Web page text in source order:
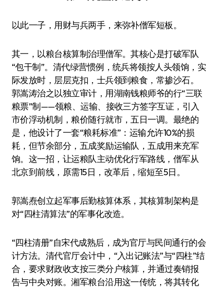
以此一子，用财与兵两手，来弥补僧军短板。
其一，以粮台核算制治理僧军。其核心是打破军队
“包干制”。清代绿营惯例，统兵将领按人头领饷，实
际发放时，层层克扣，士兵领到粮食，常掺沙石。
郭嵩涛治之以独立审计，用湖南钱粮师爷的行“三联
粮票”制——领粮、运输、接收三方签字互证，引入
市价浮动机制，粮价随行就市，五日一调。最绝的
是，他设计了一套“粮耗标准”：运输允许10%的损
耗，但节余部分，五成奖励运输队，五成用来充军
饷。这一招，让运粮队主动优化行军路线，僧军从
北京到前线，原需15日，改革后，缩短至5日。
郭嵩焘创立起军事后勤核算体系，其核算制架构是
对“四柱清算法”的军事化改造。
“四柱清册”自宋代成熟后，成为官厅与民间通行的会
计方法。清代官厅会计中，“入出记账法”与“四柱”结
合，要求财政收支按三类分户核算，并通过奏销报
告与中央对账。湘军粮台沿用这一传统，将其转化